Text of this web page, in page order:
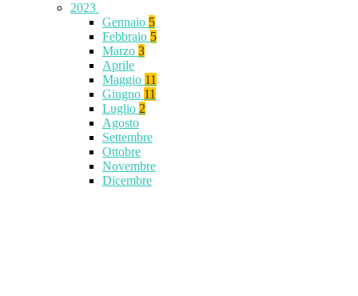
2023
Gennaio 5
Febbraio 5
Marzo 3
Aprile
Maggio 11
Giugno 11
Luglio 2
Agosto
Settembre
Ottobre
Novembre
Dicembre